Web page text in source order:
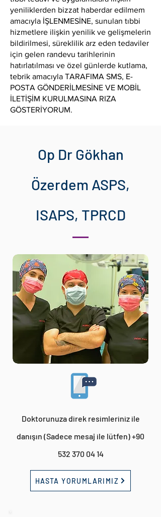
yeniliklerden bizzat haberdar edilmem
amacıyla İŞLENMESİNE, sunulan tıbbi
hizmetlere ilişkin yenilik ve gelişmelerin
bildirilmesi, süreklilik arz eden tedaviler
için gelen randevu tarihlerinin
hatırlatılması ve özel günlerde kutlama,
tebrik amacıyla TARAFIMA SMS, E-
POSTA GÖNDERİLMESİNE VE MOBİL
İLETİŞİM KURULMASINA RIZA
GÖSTERİYORUM.
Op Dr Gökhan
Özerdem ASPS,
ISAPS, TPRCD
Doktorunuza direk resimleriniz ile
danışın (Sadece mesaj ile lütfen)+90
532 370 04 14
HASTA YORUMLARIMIZ